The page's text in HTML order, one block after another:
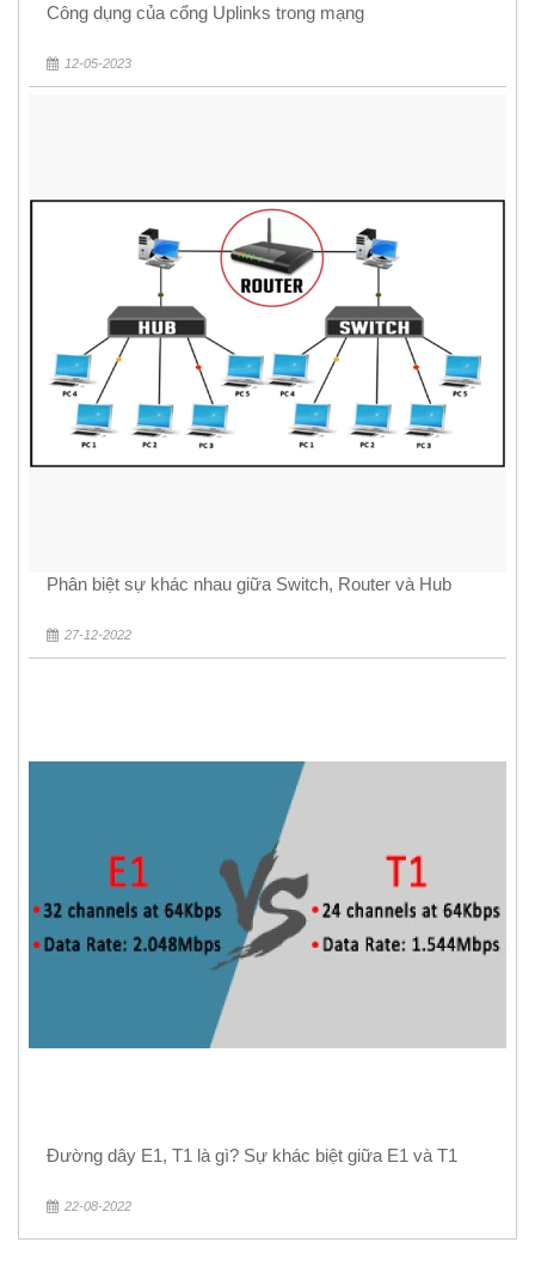
Công dụng của cổng Uplinks trong mạng
12-05-2023
Phân biệt sự khác nhau giữa Switch, Router và Hub
27-12-2022
Đường dây E1, T1 là gì? Sự khác biệt giữa E1 và T1
22-08-2022